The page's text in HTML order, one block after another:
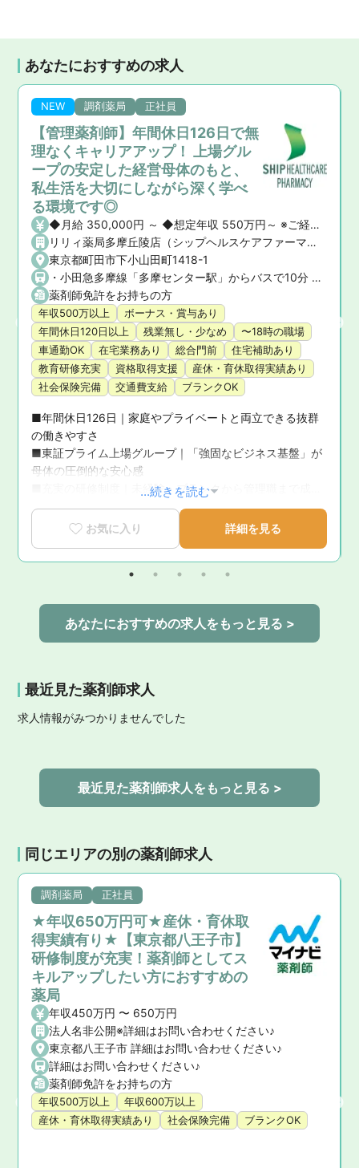
あなたにおすすめの求人
NEW 調剤薬局 正社員
【管理薬剤師】年間休日126日で無
理なくキャリアアップ！ 上場グル
ープの安定した経営母体のもと、
私生活を大切にしながら深く学べ
る環境です◎
◆月給 350,000円 ～ ◆想定年収 550万円～ ※ご経験や前職の給与を考慮の上、決定いたします。 ◆昇給・賞与 ・昇給： あり ・賞与： あり（年2回）
リリィ薬局多摩丘陵店（シップヘルスケアファーマシー株式会社）
東京都町田市下小山田町1418-1
・小田急多摩線「多摩センター駅」からバスで10分 ・小田急小田原線「町田駅」からバスで25分 ★マイカー通勤OK！
薬剤師免許をお持ちの方
年収500万以上
ボーナス・賞与あり
年間休日120日以上
残業無し・少なめ
〜18時の職場
車通勤OK
在宅業務あり 総合門前
住宅補助あり
教育研修充実
資格取得支援
産休・育休取得実績あり
社会保険完備
交通費支給 ブランクOK
■年間休日126日｜家庭やプライベートと両立できる抜群
の働きやすさ
■東証プライム上場グループ｜「強固なビジネス基盤」が
母体の圧倒的な安心感
■充実の研修制度｜未経験・ブランクから管理職まで成長
を徹底サポート
■育休復帰率100％！｜ライフステージの変化に寄り添う
手厚いサポート体制
■新卒3年定着率95.5％｜「社員が転職活動をしなくてい
い環境」を追求した実績
...続きを読む
お気に入り 詳細を見る
あなたにおすすめの求人をもっと見る >
最近見た薬剤師求人
求人情報がみつかりませんでした
最近見た薬剤師求人をもっと見る >
同じエリアの別の薬剤師求人
調剤薬局 正社員
★年収650万円可★産休・育休取
得実績有り★【東京都八王子市】
研修制度が充実！薬剤師としてス
キルアップしたい方におすすめの
薬局
年収450万円 〜 650万円
法人名非公開※詳細はお問い合わせください♪
東京都八王子市 詳細はお問い合わせください♪
詳細はお問い合わせください♪
薬剤師免許をお持ちの方
年収500万以上
年収600万以上
産休・育休取得実績あり
社会保険完備 ブランクOK